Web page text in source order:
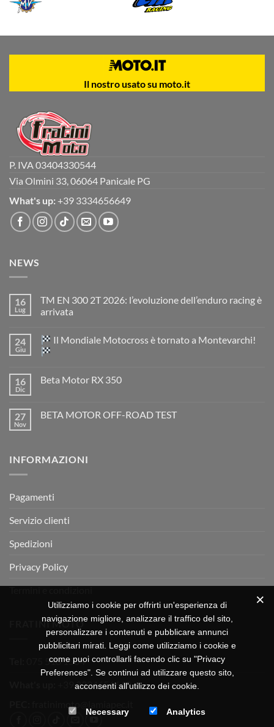
Il nostro usato su moto.it
P. IVA 03404330544
Via Olmini 33, 06064 Panicale PG
What's up: +39 3334656649
NEWS
16
Lug
TM EN 300 2T 2026: l’evoluzione dell’enduro racing è
arrivata
su
TM
EN
2026:
è
arrivata
24
Giu
Il Mondiale Motocross è tornato a Montevarchi!
su
Motocross
è
16
Dic
Beta Motor RX 350
Beta
27
Nov
BETA MOTOR OFF-ROAD TEST
MOTOR
INFORMAZIONI
Pagamenti
Servizio clienti
Spedizioni
Privacy Policy
Termini e condizioni
FRATINI MOTO
075 518 1504
+39 3334656649
Utilizziamo i cookie per offrirti un'esperienza di
navigazione migliore, analizzare il traffico del sito,
personalizzare i contenuti e pubblicare annunci
pubblicitari mirati. Leggi come utilizziamo i cookie e
come puoi controllarli facendo clic su "Privacy
Preferences". Se continui ad utilizzare questo sito,
acconsenti all'utilizzo dei cookie.
Necessary Analytics